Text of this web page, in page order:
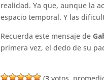
realidad. Ya que, aunque la
espacio temporal. Y las
Recuerda este mensaje de
primera vez, el dedo de su